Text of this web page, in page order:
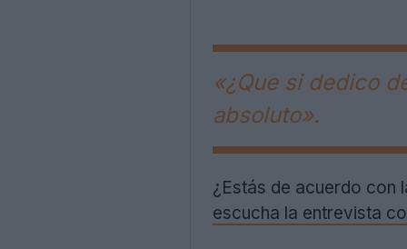
«¿Que si dedico
absoluto».
¿Estás de acuerdo con
escucha la entrevista